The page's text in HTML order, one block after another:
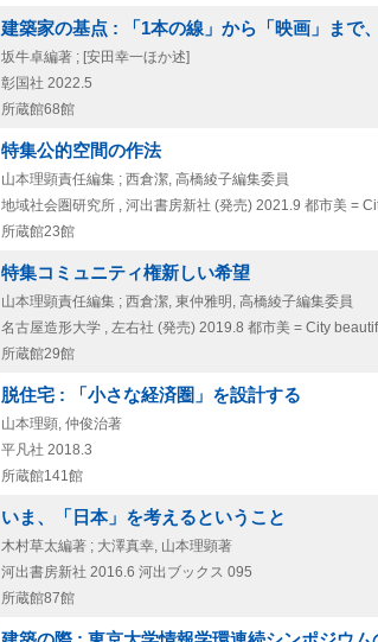
建築家の基点 : 「1本の線」から「映画」まで
坂牛卓編著 ; [安田幸一ほか述]
彰国社 2022.5
所蔵館68館
特集公的空間の作法
山本理顕責任編集 ; 西倉潔, 高橋綾子編集委員
地域社会圏研究所 , 河出書房新社 (発売) 2021.9 都市美 =
所蔵館23館
特集コミュニティ権新しい希望
山本理顕責任編集 ; 西倉潔, 東仲雅明, 高橋綾子編集委員
名古屋造形大学 , 左右社 (発売) 2019.8 都市美 = City
所蔵館29館
脱住宅 : 「小さな経済圏」を設計する
山本理顕, 仲俊治著
平凡社 2018.3
所蔵館141館
いま、「日本」を考えるということ
木村草太編著 ; 大澤真幸, 山本理顕著
河出書房新社 2016.6 河出ブックス 095
所蔵館87館